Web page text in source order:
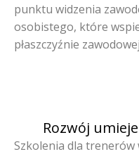
punktu widzenia
osobistego, które
płaszczyźnie
Rozwój
Szkolenia dla